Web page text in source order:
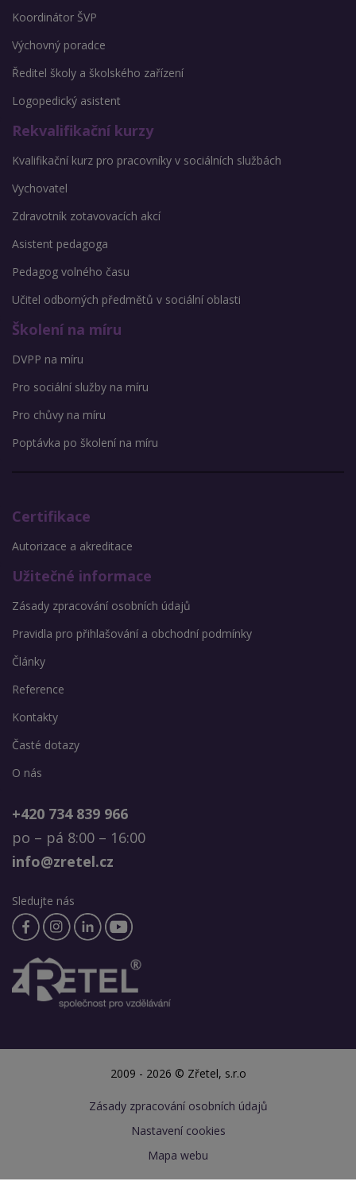
Koordinátor ŠVP
Výchovný poradce
Ředitel školy a školského zařízení
Logopedický asistent
Rekvalifikační kurzy
Kvalifikační kurz pro pracovníky v sociálních službách
Vychovatel
Zdravotník zotavovacích akcí
Asistent pedagoga
Pedagog volného času
Učitel odborných předmětů v sociální oblasti
Školení na míru
DVPP na míru
Pro sociální služby na míru
Pro chůvy na míru
Poptávka po školení na míru
Certifikace
Autorizace a akreditace
Užitečné informace
Zásady zpracování osobních údajů
Pravidla pro přihlašování a obchodní podmínky
Články
Reference
Kontakty
Časté dotazy
O nás
+420 734 839 966
po – pá 8:00 – 16:00
info@zretel.cz
Sledujte nás
2009 - 2026 © Zřetel, s.r.o
Zásady zpracování osobních údajů
Nastavení cookies
Mapa webu